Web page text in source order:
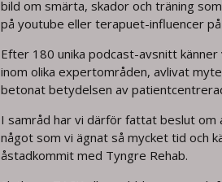
178. Pete Moore och guiden The
Tyngre Rehab
177. Pete Moore och guiden
Tyngre Rehab
176. Läkemedel vid olika typer av
bild om smärta, skador och träning
på youtube eller terapuet-influencer
Efter 180 unika podcast-avsnitt
inom olika expertområden, avlivat
betonat betydelsen av
I samråd har vi därför fattat beslut
något som vi ägnat så mycket tid och
åstadkommit med Tyngre Rehab.